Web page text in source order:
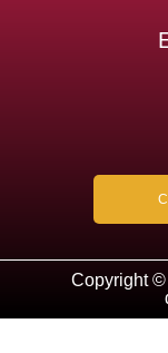
Copyright ©